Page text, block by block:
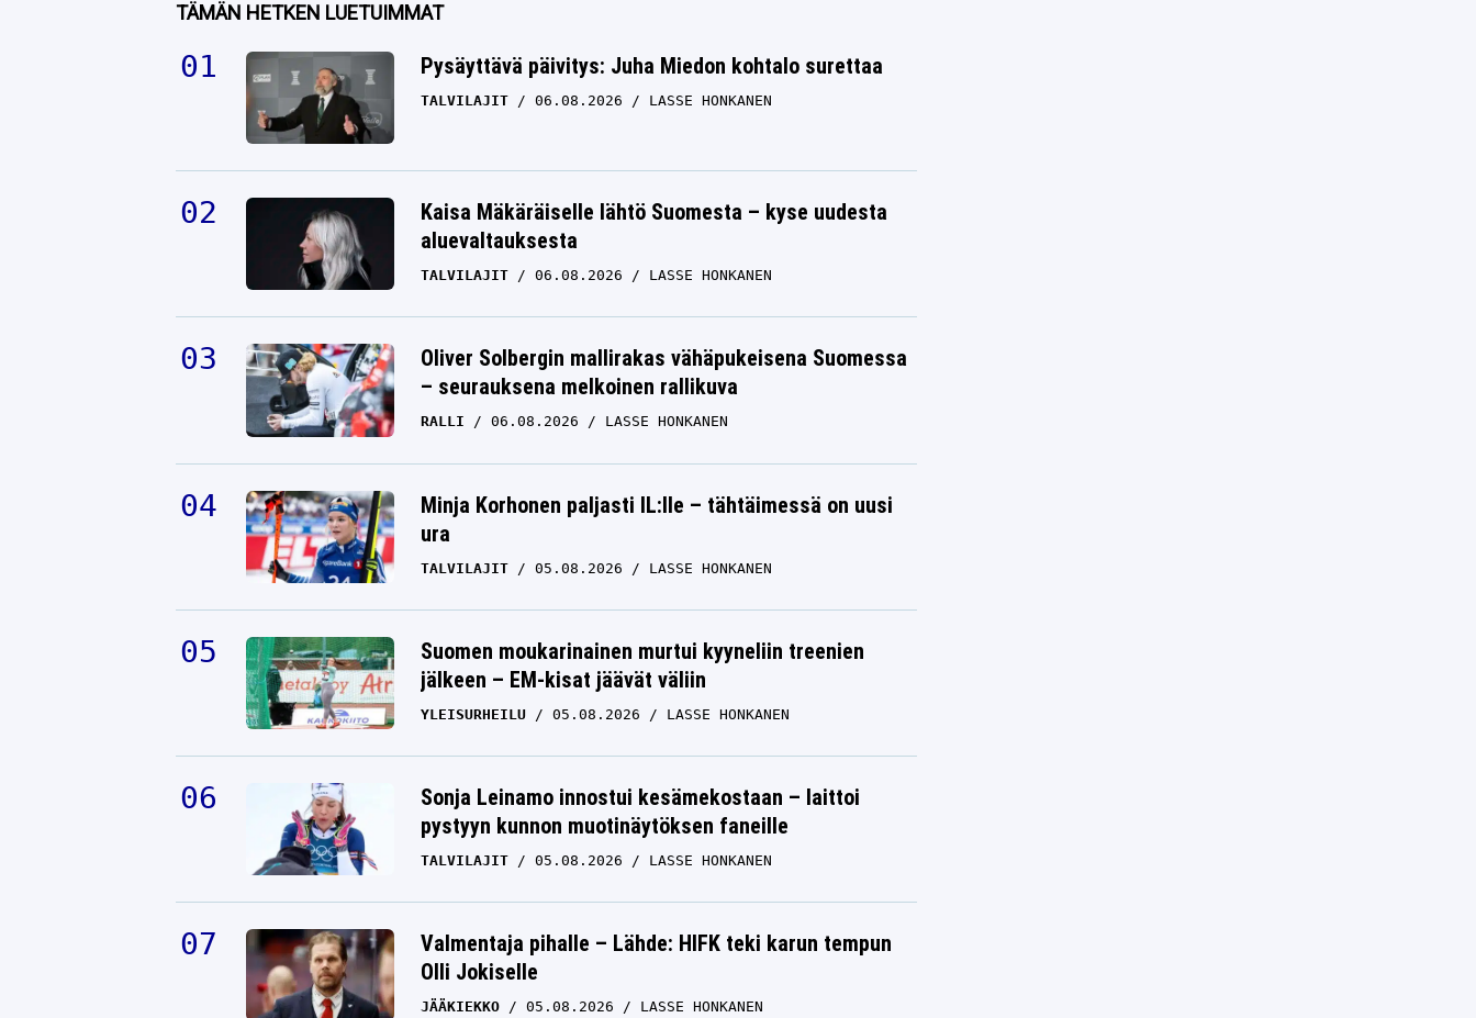
TÄMÄN HETKEN LUETUIMMAT
Pysäyttävä päivitys: Juha Miedon kohtalo surettaa
TALVILAJIT 06.08.2026 LASSE HONKANEN
Kaisa Mäkäräiselle lähtö Suomesta – kyse uudesta
aluevaltauksesta
TALVILAJIT 06.08.2026 LASSE HONKANEN
Oliver Solbergin mallirakas vähäpukeisena Suomessa
– seurauksena melkoinen rallikuva
RALLI 06.08.2026 LASSE HONKANEN
Minja Korhonen paljasti IL:lle – tähtäimessä on uusi
ura
TALVILAJIT 05.08.2026 LASSE HONKANEN
Suomen moukarinainen murtui kyyneliin treenien
jälkeen – EM-kisat jäävät väliin
YLEISURHEILU 05.08.2026 LASSE HONKANEN
Sonja Leinamo innostui kesämekostaan – laittoi
pystyyn kunnon muotinäytöksen faneille
TALVILAJIT 05.08.2026 LASSE HONKANEN
Valmentaja pihalle – Lähde: HIFK teki karun tempun
Olli Jokiselle
JÄÄKIEKKO 05.08.2026 LASSE HONKANEN